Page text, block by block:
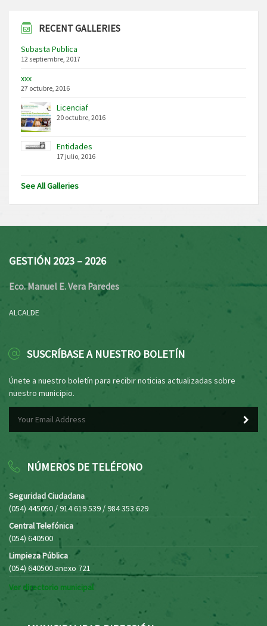
RECENT GALLERIES
Subasta Publica
12 septiembre, 2017
xxx
27 octubre, 2016
Licenciaf
20 octubre, 2016
Entidades
17 julio, 2016
See All Galleries
GESTIÓN 2023 – 2026
Eco. Manuel E. Vera Paredes
ALCALDE
SUSCRÍBASE A NUESTRO BOLETÍN
Únete a nuestro boletín para recibir noticias actualizadas sobre
nuestro municipio.
NÚMEROS DE TELÉFONO
Seguridad Ciudadana
(054) 445050 / 914 619 539 / 984 353 629
Central Telefónica
(054) 640500
Limpieza Pública
(054) 640500 anexo 721
Ver directorio municipal